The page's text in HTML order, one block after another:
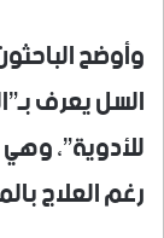
وأوضح
السل يعرف
للأدوية”،
رغم العلاج